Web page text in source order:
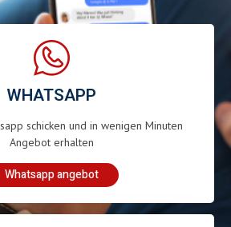
WHATSAPP
schicken und in wenigen Minuten
Angebot erhalten
Whatsapp angebot